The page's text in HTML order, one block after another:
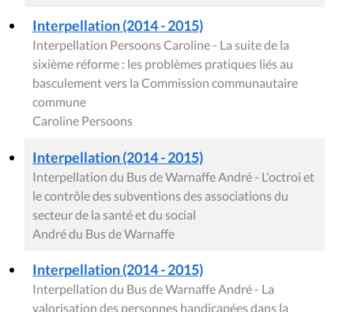
Interpellation (2014 - 2015)
Interpellation Persoons Caroline - La suite de la
sixième réforme : les problèmes pratiques liés au
basculement vers la Commission communautaire
commune
Caroline Persoons
Interpellation (2014 - 2015)
Interpellation du Bus de Warnaffe André - L'octroi et
le contrôle des subventions des associations du
secteur de la santé et du social
André du Bus de Warnaffe
Interpellation (2014 - 2015)
Interpellation du Bus de Warnaffe André - La
valorisation des personnes handicapées dans la